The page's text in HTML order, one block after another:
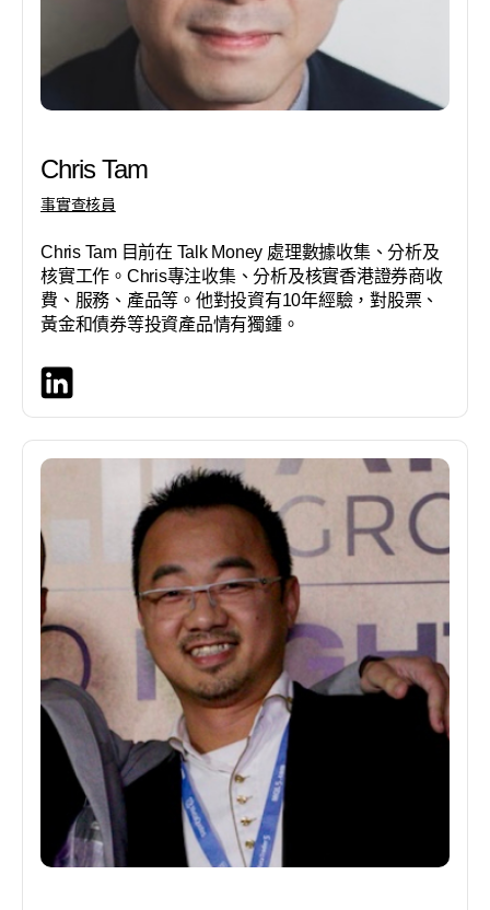
Chris Tam
事實查核員
Chris Tam 目前在 Talk Money 處理數據收集、分析及
核實工作。Chris專注收集、分析及核實香港證券商收
費、服務、產品等。他對投資有10年經驗，對股票、
黃金和債券等投資產品情有獨鍾。